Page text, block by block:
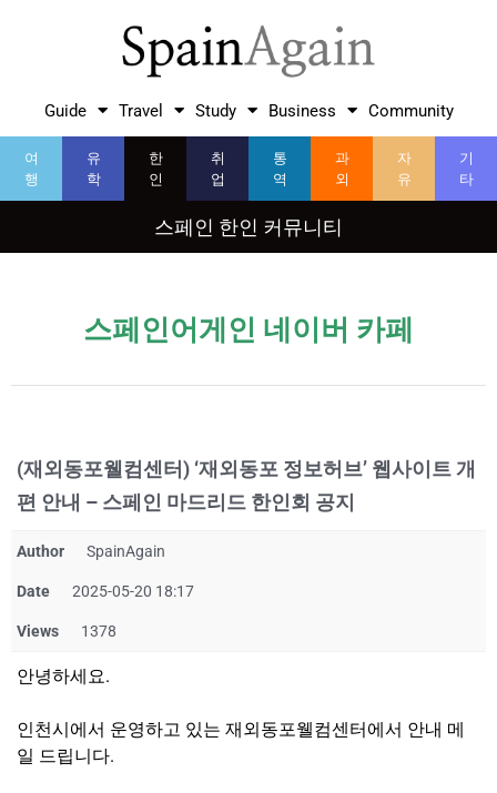
Guide Travel Study Business Community
여
행
유
학
한
인
취
업
통
역
과
외
자
유
기
타
스페인 한인 커뮤니티
스페인어게인 네이버 카페
(재외동포웰컴센터) ‘재외동포 정보허브’ 웹사이트 개
편 안내 – 스페인 마드리드 한인회 공지
Author SpainAgain
Date 2025-05-20 18:17
Views 1378
안녕하세요.
인천시에서 운영하고 있는 재외동포웰컴센터에서 안내 메
일 드립니다.